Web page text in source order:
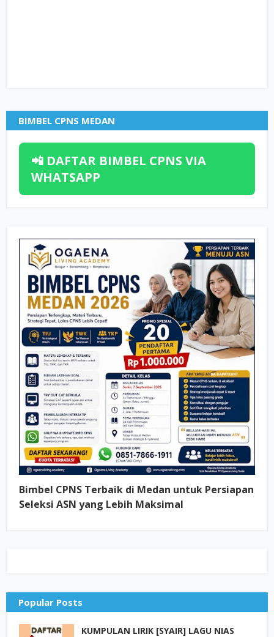
BIMBEL CPNS MEDAN
📲 DAFTAR BIMBEL CPNS VIA
WHATSAPP
Bimbel CPNS Terbaik di Medan untuk Persiapan
Seleksi ASN yang Lebih Maksimal
Popular Posts
KUMPULAN LIRIK [SYAIR] LAGU NIAS